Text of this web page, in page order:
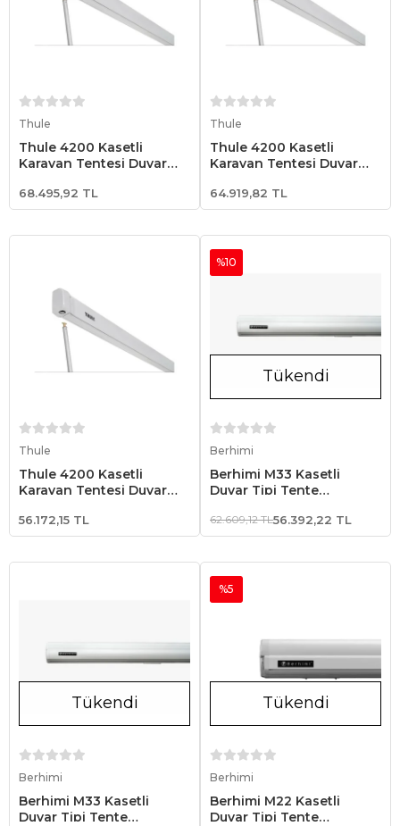
Thule
Thule 4200 Kasetli
Karavan Tentesi Duvar
68.495,92 TL
Thule
Thule 4200 Kasetli
Karavan Tentesi Duvar
64.919,82 TL
Thule
Thule 4200 Kasetli
Karavan Tentesi Duvar
56.172,15 TL
Tükendi
Berhimi
Berhimi M33 Kasetli
Duvar Tipi Tente
%10
62.609,12 TL56.392,22 TL
Tükendi
Berhimi
Berhimi M33 Kasetli
Duvar Tipi Tente
Tükendi
Berhimi
Berhimi M22 Kasetli
Duvar Tipi Tente
%5